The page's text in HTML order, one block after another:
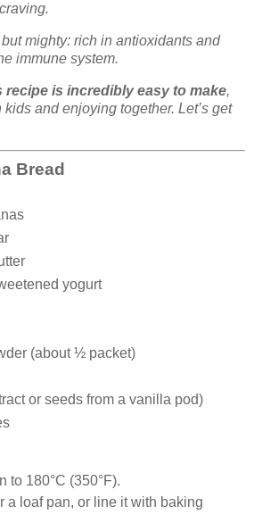
mighty: rich in antioxidants and
immune system.
recipe is incredibly easy to make,
and enjoying together. Let’s get
Bread
yogurt
(about ½ packet)
or seeds from a vanilla pod)
to 180°C (350°F).
a loaf pan, or line it with baking